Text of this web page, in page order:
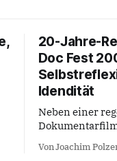
20-Jahre-
Doc Fest
Idendität
Neben einer
Festivalläufen
Von Joachim